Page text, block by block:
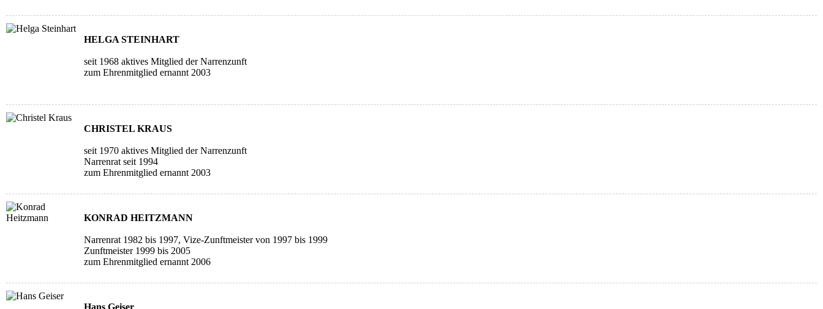
HELGA STEINHART
seit 1968 aktives Mitglied der Narrenzunft
zum Ehrenmitglied ernannt 2003
CHRISTEL KRAUS
seit 1970 aktives Mitglied der Narrenzunft
Narrenrat seit 1994
zum Ehrenmitglied ernannt 2003
KONRAD HEITZMANN
Narrenrat 1982 bis 1997, Vize-Zunftmeister von 1997 bis 1999
Zunftmeister 1999 bis 2005
zum Ehrenmitglied ernannt 2006
Hans Geiser